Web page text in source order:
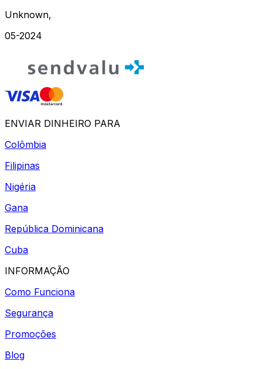
Unknown,
05-2024
ENVIAR DINHEIRO PARA
Colômbia
Filipinas
Nigéria
Gana
República Dominicana
Cuba
INFORMAÇÃO
Como Funciona
Segurança
Promoções
Blog